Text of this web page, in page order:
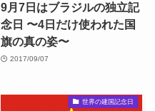
9月7日はブラジルの独立記
念日 〜4日だけ使われた国
旗の真の姿〜
2017/09/07
世界の建国記念日